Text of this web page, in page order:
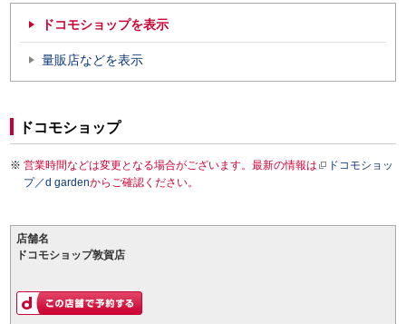
ドコモショップを表示
量販店などを表示
ドコモショップ
営業時間などは変更となる場合がございます。最新の情報は
ドコモショッ
プ／d gardenからご確認ください。
店舗名
ドコモショップ敦賀店